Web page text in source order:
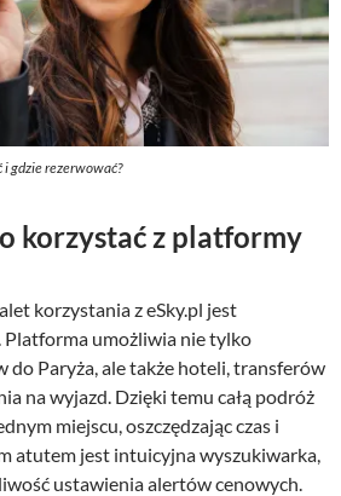
i gdzie rezerwować?
korzystać z platformy
korzystania z eSky.pl jest
Platforma umożliwia nie tylko
do Paryża, ale także hoteli, transferów
na wyjazd. Dzięki temu całą podróż
miejscu, oszczędzając czas i
atutem jest intuicyjna wyszukiwarka,
ustawienia alertów cenowych.